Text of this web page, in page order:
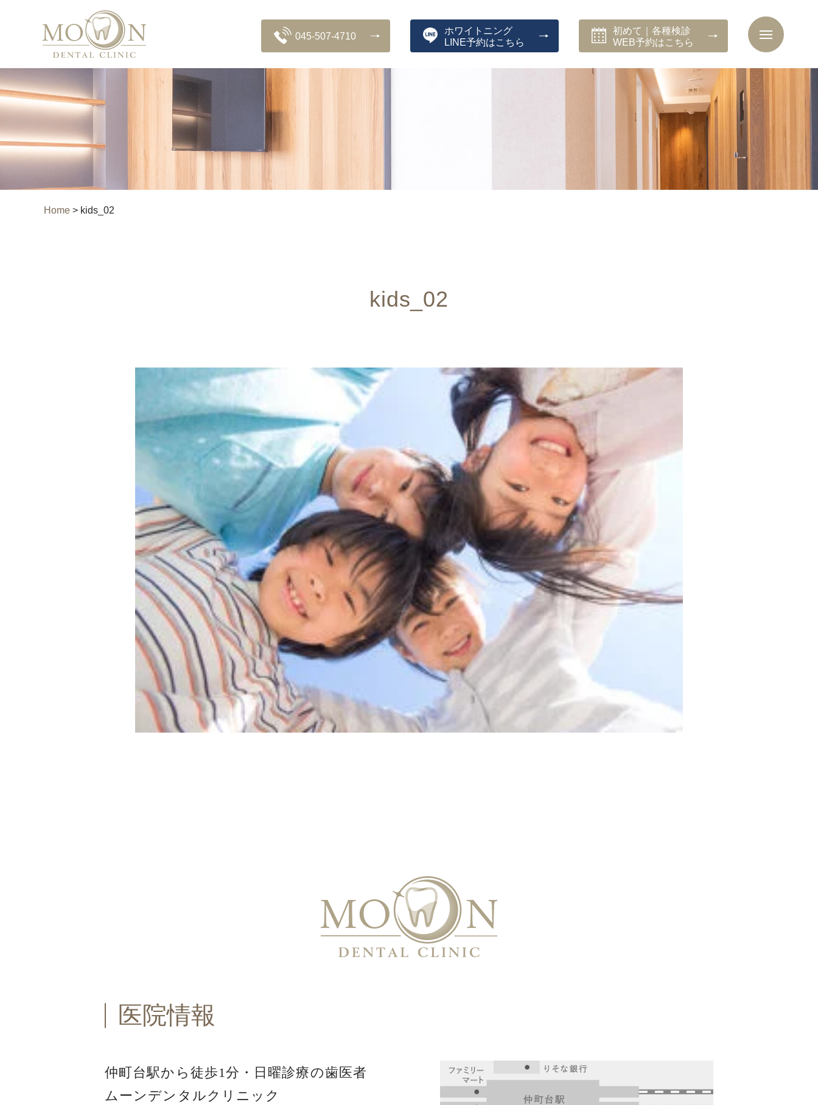
045-507-4710
ホワイトニング
LINE予約はこちら
初めて｜各種検診
WEB予約はこちら
Home > kids_02
kids_02
医院情報
仲町台駅から徒歩1分・ 日曜診療の歯医者
ムーンデンタルクリニック